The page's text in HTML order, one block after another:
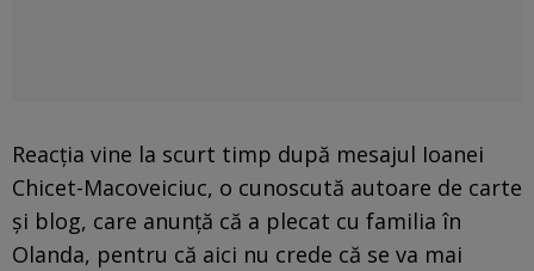
Reacția vine la scurt timp după mesajul Ioanei
Chicet-Macoveiciuc, o cunoscută autoare de carte
și blog, care anunță că a plecat cu familia în
Olanda, pentru că aici nu crede că se va mai